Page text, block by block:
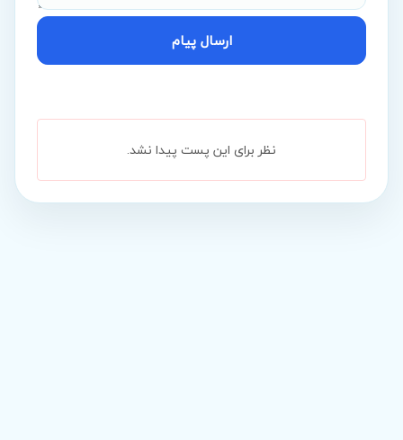
ارسال پیام
نظر برای این پست پیدا نشد.